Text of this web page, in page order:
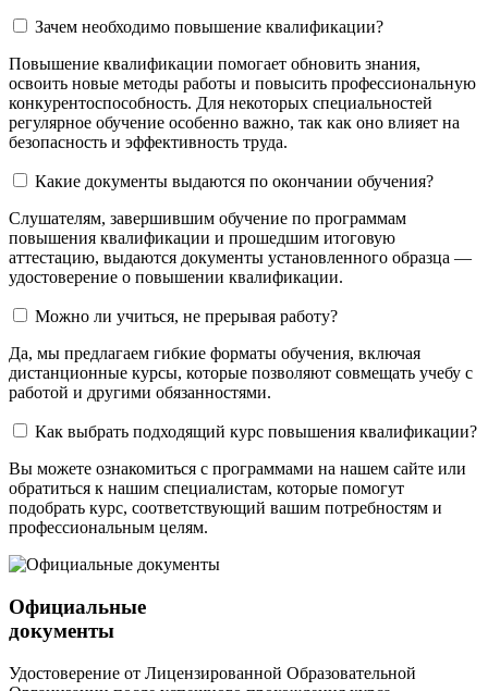
Зачем необходимо повышение квалификации?
Повышение квалификации помогает обновить знания,
освоить новые методы работы и повысить профессиональную
конкурентоспособность. Для некоторых специальностей
регулярное обучение особенно важно, так как оно влияет на
безопасность и эффективность труда.
Какие документы выдаются по окончании обучения?
Слушателям, завершившим обучение по программам
повышения квалификации и прошедшим итоговую
аттестацию, выдаются документы установленного образца —
удостоверение о повышении квалификации.
Можно ли учиться, не прерывая работу?
Да, мы предлагаем гибкие форматы обучения, включая
дистанционные курсы, которые позволяют совмещать учебу с
работой и другими обязанностями.
Как выбрать подходящий курс повышения квалификации?
Вы можете ознакомиться с программами на нашем сайте или
обратиться к нашим специалистам, которые помогут
подобрать курс, соответствующий вашим потребностям и
профессиональным целям.
Официальные
документы
Удостоверение от Лицензированной Образовательной